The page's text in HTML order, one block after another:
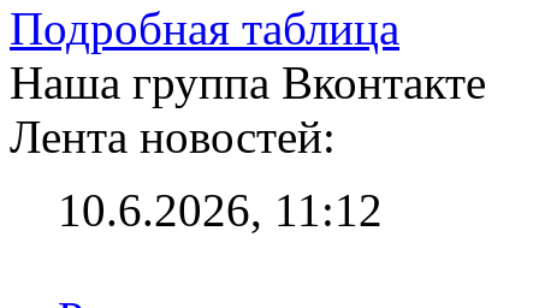
Подробная таблица
Наша группа Вконтакте
Лента новостей:
10.6.2026, 11:12